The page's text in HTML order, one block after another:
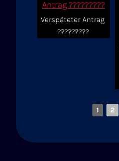
Verspäteter Antrag
?????????
1 2